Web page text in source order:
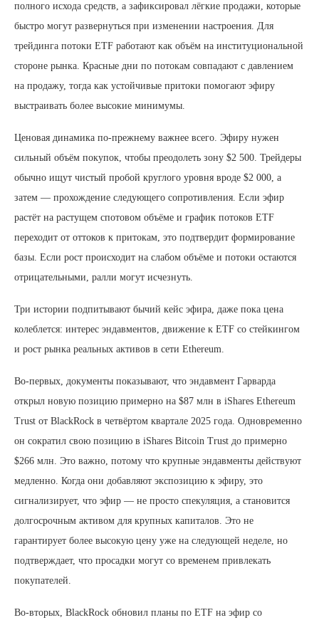
полного исхода средств, а зафиксировал лёгкие продажи, которые
быстро могут развернуться при изменении настроения. Для
трейдинга потоки ETF работают как объём на институциональной
стороне рынка. Красные дни по потокам совпадают с давлением
на продажу, тогда как устойчивые притоки помогают эфиру
выстраивать более высокие минимумы.
Ценовая динамика по-прежнему важнее всего. Эфиру нужен
сильный объём покупок, чтобы преодолеть зону $2 500. Трейдеры
обычно ищут чистый пробой круглого уровня вроде $2 000, а
затем — прохождение следующего сопротивления. Если эфир
растёт на растущем спотовом объёме и график потоков ETF
переходит от оттоков к притокам, это подтвердит формирование
базы. Если рост происходит на слабом объёме и потоки остаются
отрицательными, ралли могут исчезнуть.
Три истории подпитывают бычий кейс эфира, даже пока цена
колеблется: интерес эндавментов, движение к ETF со стейкингом
и рост рынка реальных активов в сети Ethereum.
Во-первых, документы показывают, что эндавмент Гарварда
открыл новую позицию примерно на $87 млн в iShares Ethereum
Trust от BlackRock в четвёртом квартале 2025 года. Одновременно
он сократил свою позицию в iShares Bitcoin Trust до примерно
$266 млн. Это важно, потому что крупные эндавменты действуют
медленно. Когда они добавляют экспозицию к эфиру, это
сигнализирует, что эфир — не просто спекуляция, а становится
долгосрочным активом для крупных капиталов. Это не
гарантирует более высокую цену уже на следующей неделе, но
подтверждает, что просадки могут со временем привлекать
покупателей.
Во-вторых, BlackRock обновил планы по ETF на эфир со